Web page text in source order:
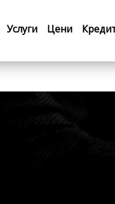
Услуги Цени